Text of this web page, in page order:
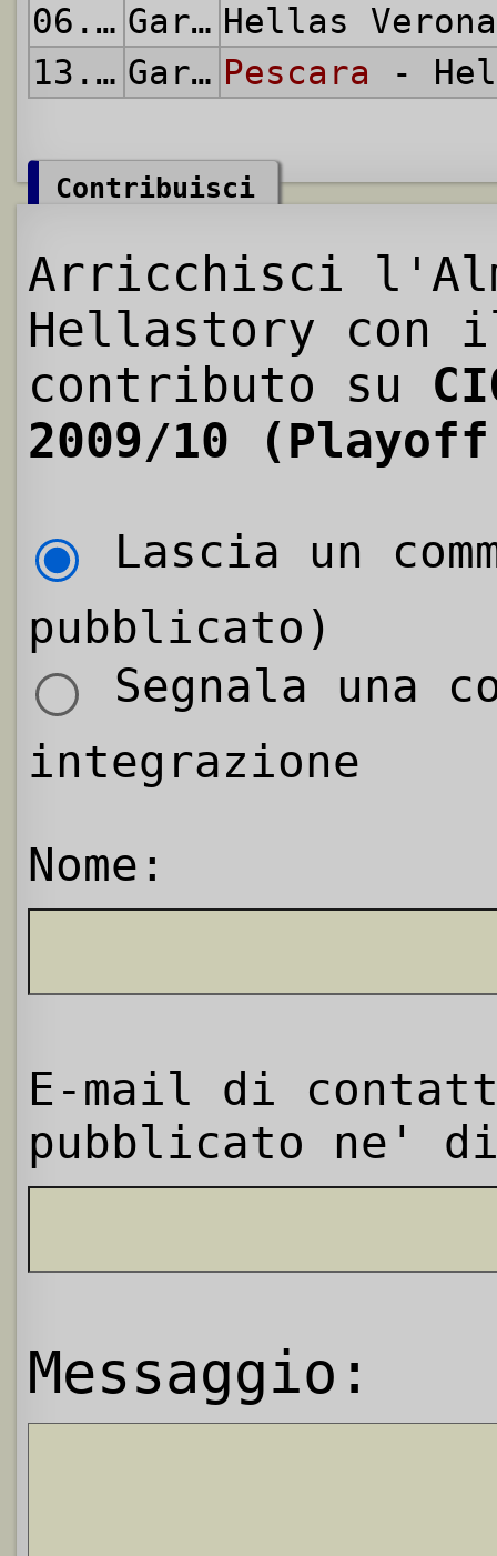
06.06.2010
Gara di Andata Hellas
13.06.2010
Gara di Ritorno Pescara -
Contribuisci
Arricchisci
Hellastory con
contributo su
2009/10 (Playoff
Lascia un
pubblicato)
Segnala una
integrazione
Nome:
E-mail di
pubblicato ne'
Messaggio: